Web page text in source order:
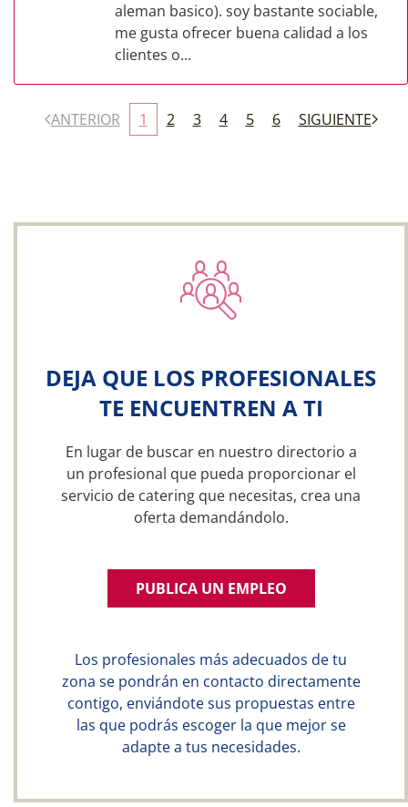
aleman basico). soy bastante sociable,
me gusta ofrecer buena calidad a los
clientes o...
ANTERIOR 1 2 3 4 5 6 SIGUIENTE
DEJA QUE LOS PROFESIONALES
TE ENCUENTREN A TI
En lugar de buscar en nuestro directorio a
un profesional que pueda proporcionar el
servicio de catering que necesitas, crea una
oferta demandándolo.
PUBLICA UN EMPLEO
Los profesionales más adecuados de tu
zona se pondrán en contacto directamente
contigo, enviándote sus propuestas entre
las que podrás escoger la que mejor se
adapte a tus necesidades.